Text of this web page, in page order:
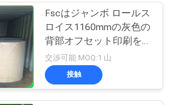
Fscはジャンボ ロールス
ロイス1160mmの灰色の
背部オフセット印刷を用
いるC1S板を承認しまし
た
交渉可能 MOQ:1 山
接触